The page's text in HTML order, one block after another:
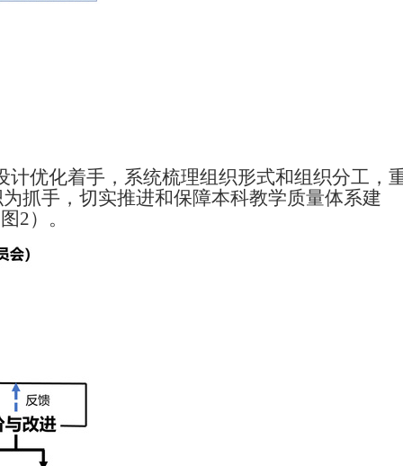
优化着手，系统梳理组织形式和组织分工，
抓手，切实推进和保障本科教学质量体系建
2）。